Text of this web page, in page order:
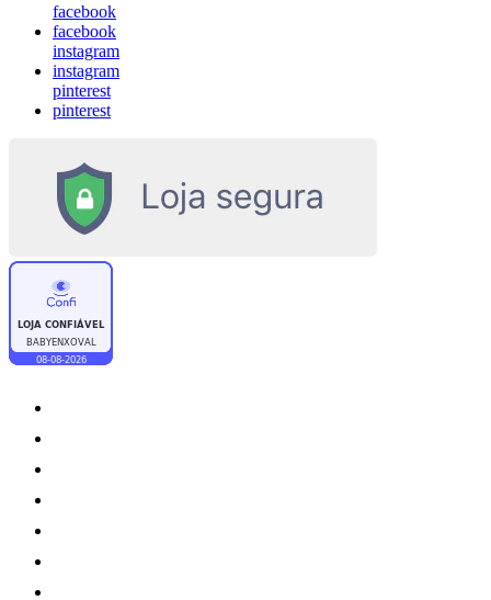
facebook
facebook
instagram
instagram
pinterest
pinterest